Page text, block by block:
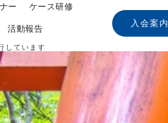
ー ケース研修
活動報告
しています
入会案内